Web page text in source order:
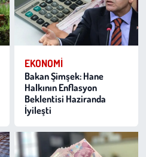
EKONOMI
Bakan Şimşek: Hane
Halkının Enflasyon
Beklentisi Haziranda
İyileşti